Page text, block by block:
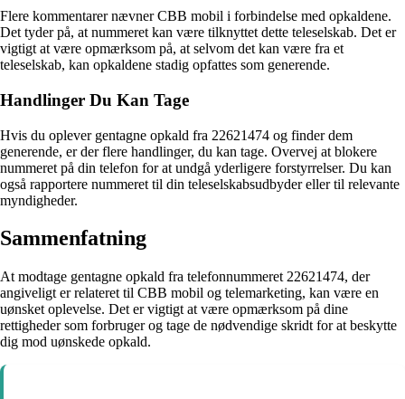
Flere kommentarer nævner CBB mobil i forbindelse med opkaldene.
Det tyder på, at nummeret kan være tilknyttet dette teleselskab. Det er
vigtigt at være opmærksom på, at selvom det kan være fra et
teleselskab, kan opkaldene stadig opfattes som generende.
Handlinger Du Kan Tage
Hvis du oplever gentagne opkald fra 22621474 og finder dem
generende, er der flere handlinger, du kan tage. Overvej at blokere
nummeret på din telefon for at undgå yderligere forstyrrelser. Du kan
også rapportere nummeret til din teleselskabsudbyder eller til relevante
myndigheder.
Sammenfatning
At modtage gentagne opkald fra telefonnummeret 22621474, der
angiveligt er relateret til CBB mobil og telemarketing, kan være en
uønsket oplevelse. Det er vigtigt at være opmærksom på dine
rettigheder som forbruger og tage de nødvendige skridt for at beskytte
dig mod uønskede opkald.